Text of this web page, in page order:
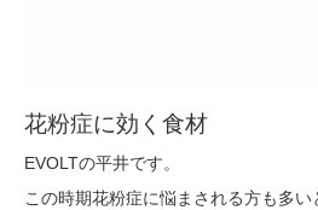
花粉症に効く食材
EVOLTの平井です。
この時期花粉症に悩まされる方も多い